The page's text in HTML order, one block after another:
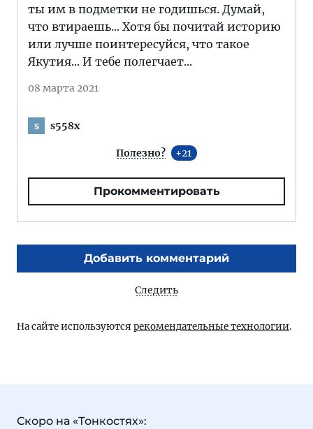
ты им в подметки не годишься. Думай,
что втираешь... Хотя бы почитай историю
или лучше поинтересуйся, что такое
Якутия... И тебе полегчает...
08 марта 2021
s s558x
Полезно? 21
Прокомментировать
Добавить комментарий
Следить
На сайте используются рекомендательные технологии.
Скоро на «Тонкостях»: